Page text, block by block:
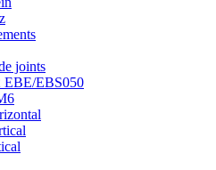
joints
EBE/EBS050